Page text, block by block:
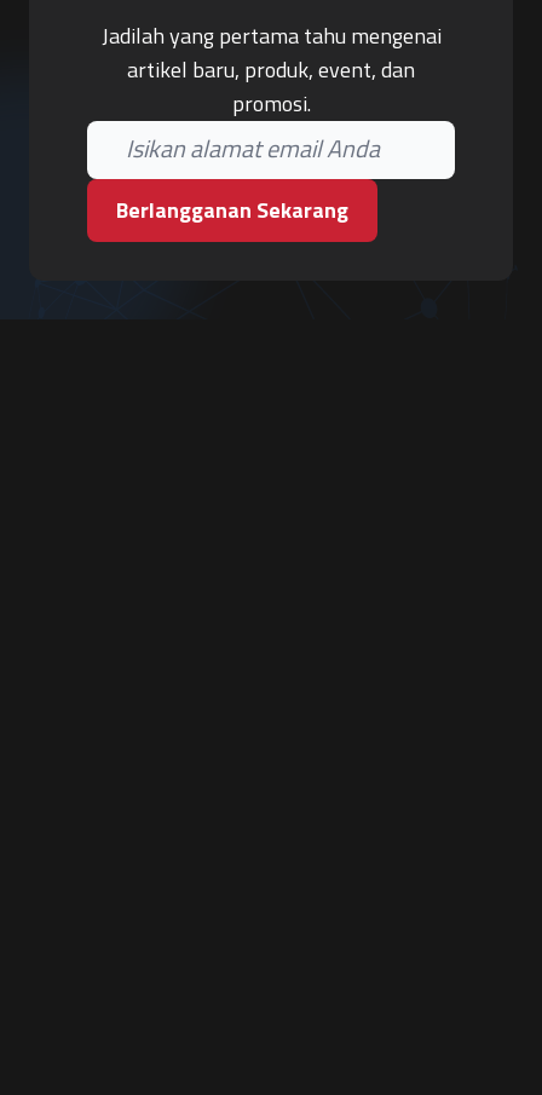
Jadilah yang pertama tahu mengenai
artikel baru, produk, event, dan
promosi.
Berlangganan Sekarang